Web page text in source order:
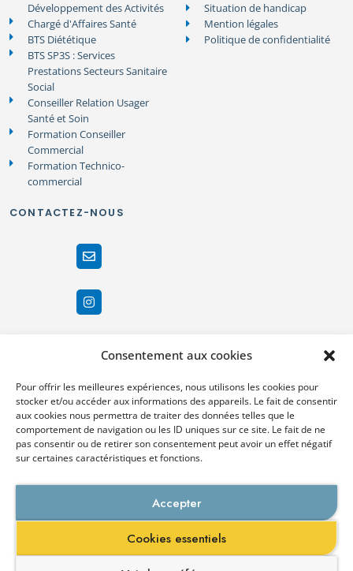
Consentement aux cookies
Pour offrir les meilleures expériences, nous utilisons les cookies pour
stocker et/ou accéder aux informations des appareils. Le fait de consentir
aux cookies nous permettra de traiter des données telles que le
comportement de navigation ou les ID uniques sur ce site. Le fait de ne
pas consentir ou de retirer son consentement peut avoir un effet négatif
sur certaines caractéristiques et fonctions.
Accepter
Cookies essentiels
Développement des Activités
Chargé d'Affaires Santé
BTS Diététique
BTS SP3S : Services
Prestations Secteurs Sanitaire
Social
Conseiller Relation Usager
Santé et Soin
Formation Conseiller
Commercial
Formation Technico-
commercial
Situation de handicap
Mention légales
Politique de confidentialité
CONTACTEZ-NOUS
Galien Management Santé est un établissement d’enseignement supérieur privé
enregistré auprès du rectorat.
Membre du groupeGroupe Galien. Les autres écoles du groupe :